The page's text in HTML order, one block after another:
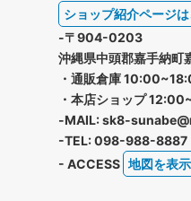
ショップ紹介ページ
-〒904-0203
沖縄県中頭郡嘉手納
・通販倉庫
・本店ショップ
-MAIL: sk8-
-TEL: 098-988-8887
- ACCESS 地図を表示